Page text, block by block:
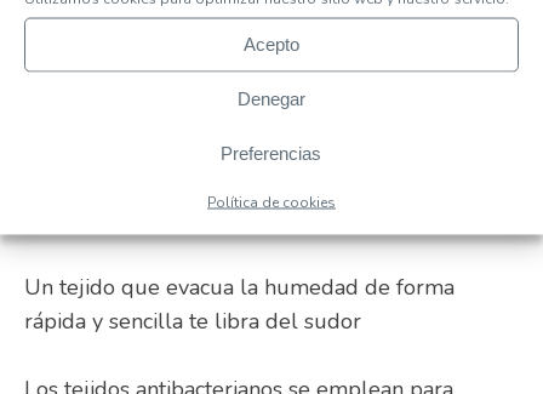
Acepto
Denegar
Preferencias
Política de cookies
Niksa boxer ajustado (Pack 3)
Calzoncillos suaves y ligeros para hombres que
Un tejido que evacua la humedad de forma
rápida y sencilla te libra del sudor